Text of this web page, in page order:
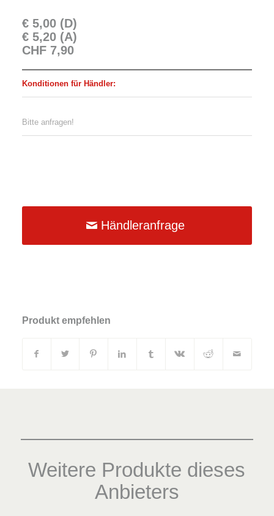
€ 5,00 (D)
€ 5,20 (A)
CHF 7,90
Konditionen für Händler:
Bitte anfragen!
Händleranfrage
Produkt empfehlen
Weitere Produkte dieses
Anbieters